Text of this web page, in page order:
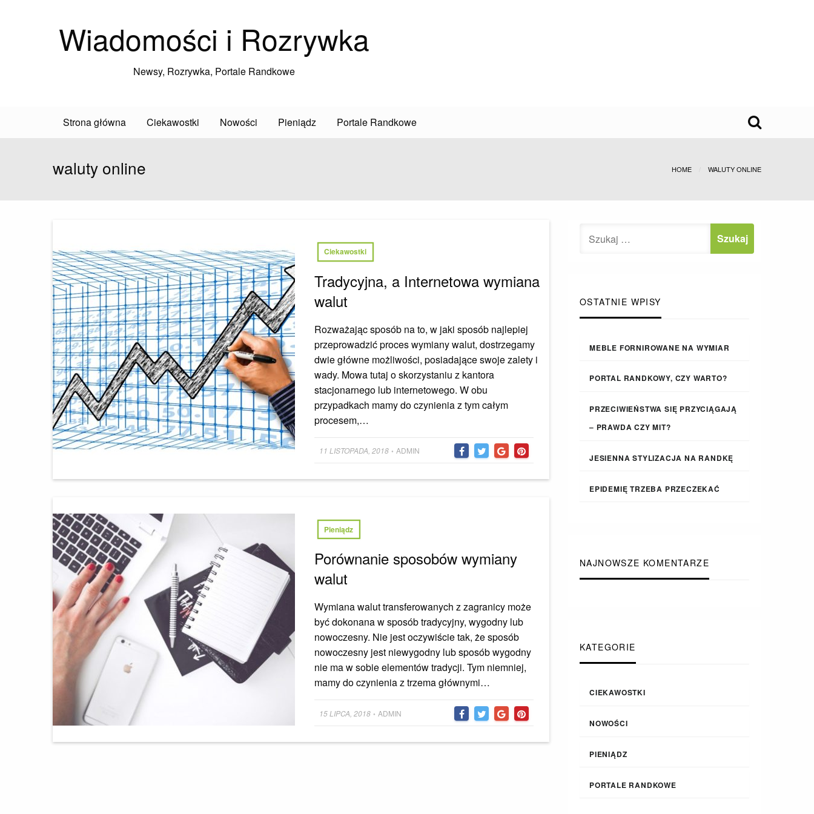
Wiadomości i Rozrywka
Newsy, Rozrywka, Portale Randkowe
Strona główna Ciekawostki Nowości Pieniądz Portale Randkowe
waluty online HOME WALUTY ONLINE
Ciekawostki
Tradycyjna, a Internetowa wymiana
walut
Rozważając sposób na to, w jaki sposób najlepiej
przeprowadzić proces wymiany walut, dostrzegamy
dwie główne możliwości, posiadające swoje zalety i
wady. Mowa tutaj o skorzystaniu z kantora
stacjonarnego lub internetowego. W obu
przypadkach mamy do czynienia z tym całym
procesem,…
Posted
11 LISTOPADA, 2018 • ADMIN
Pieniądz
Porównanie sposobów wymiany
walut
Wymiana walut transferowanych z zagranicy może
być dokonana w sposób tradycyjny, wygodny lub
nowoczesny. Nie jest oczywiście tak, że sposób
nowoczesny jest niewygodny lub sposób wygodny
nie ma w sobie elementów tradycji. Tym niemniej,
mamy do czynienia z trzema głównymi…
Posted
15 LIPCA, 2018 • ADMIN
OSTATNIE WPISY
MEBLE FORNIROWANE NA WYMIAR
PORTAL RANDKOWY, CZY WARTO?
PRZECIWIEŃSTWA SIĘ PRZYCIĄGAJĄ
– PRAWDA CZY MIT?
JESIENNA STYLIZACJA NA RANDKĘ
EPIDEMIĘ TRZEBA PRZECZEKAĆ
NAJNOWSZE KOMENTARZE
KATEGORIE
CIEKAWOSTKI
NOWOŚCI
PIENIĄDZ
PORTALE RANDKOWE